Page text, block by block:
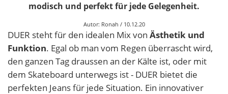
modisch und perfekt für jede Gelegenheit.
Autor: Ronah / 10.12.20
DUER steht für den idealen Mix von Ästhetik und
Funktion. Egal ob man vom Regen überrascht wird,
den ganzen Tag draussen an der Kälte ist, oder mit
dem Skateboard unterwegs ist - DUER bietet die
perfekten Jeans für jede Situation. Ein innovativer